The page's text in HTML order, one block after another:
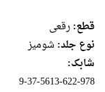
قطع:رقعى
نوع جلد: شومیز
شابک:
9-37-5613-622-978